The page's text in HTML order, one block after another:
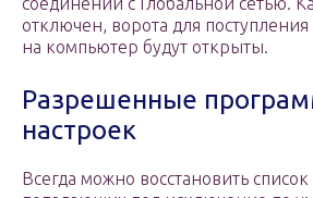
отключен, ворота для
на компьютер будут открыты.
Разрешенные
настроек
Всегда можно восстановить